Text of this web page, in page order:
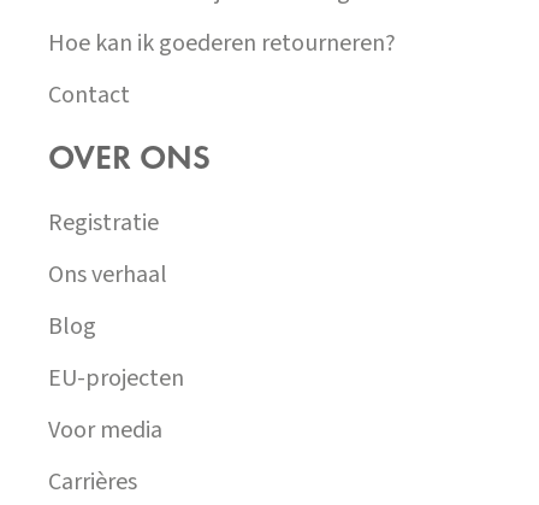
Hoe kan ik goederen retourneren?
Contact
OVER ONS
Registratie
Ons verhaal
Blog
EU-projecten
Voor media
Carrières